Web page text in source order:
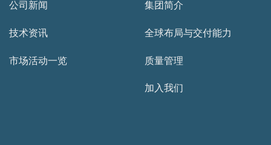
公司新闻
技术资讯
市场活动一览
集团简介
全球布局与交付能力
质量管理
加入我们